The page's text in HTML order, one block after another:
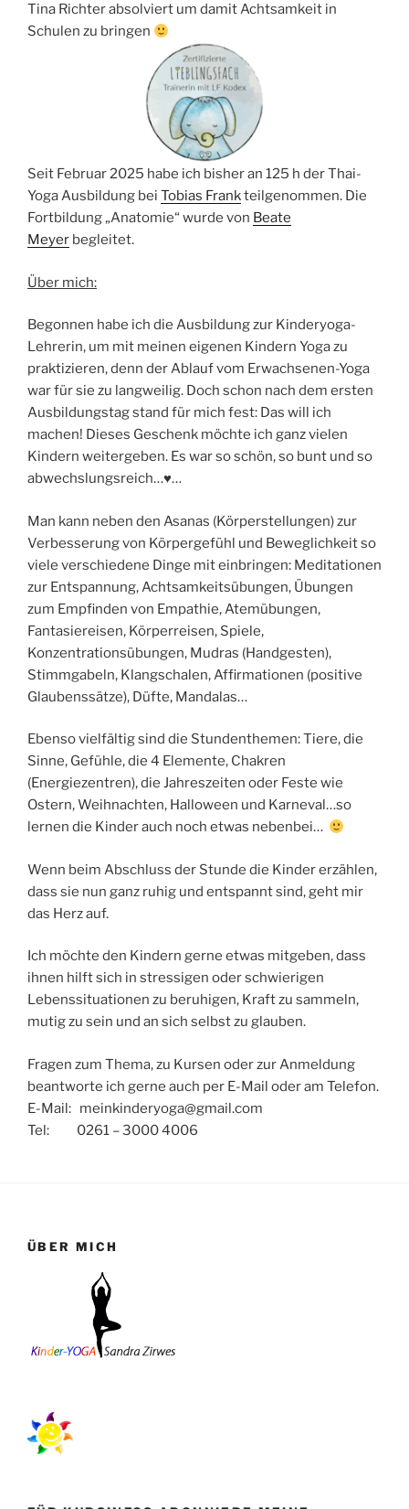
Tina Richter absolviert um damit Achtsamkeit in
Schulen zu bringen
Seit Februar 2025 habe ich bisher an 125 h der Thai-
Yoga Ausbildung bei Tobias Frankteilgenommen. Die
Fortbildung „Anatomie“ wurde von Beate
Meyer begleitet.
Über mich:
Begonnen habe ich die Ausbildung zur Kinderyoga-
Lehrerin, um mit meinen eigenen Kindern Yoga zu
praktizieren, denn der Ablauf vom Erwachsenen-Yoga
war für sie zu langweilig. Doch schon nach dem ersten
Ausbildungstag stand für mich fest: Das will ich
machen! Dieses Geschenk möchte ich ganz vielen
Kindern weitergeben. Es war so schön, so bunt und so
abwechslungsreich…♥…
Man kann neben den Asanas (Körperstellungen) zur
Verbesserung von Körpergefühl und Beweglichkeit so
viele verschiedene Dinge mit einbringen: Meditationen
zur Entspannung, Achtsamkeitsübungen, Übungen
zum Empfinden von Empathie, Atemübungen,
Fantasiereisen, Körperreisen, Spiele,
Konzentrationsübungen, Mudras (Handgesten),
Stimmgabeln, Klangschalen, Affirmationen (positive
Glaubenssätze), Düfte, Mandalas…
Ebenso vielfältig sind die Stundenthemen: Tiere, die
Sinne, Gefühle, die 4 Elemente, Chakren
(Energiezentren), die Jahreszeiten oder Feste wie
Ostern, Weihnachten, Halloween und Karneval…so
lernen die Kinder auch noch etwas nebenbei…
Wenn beim Abschluss der Stunde die Kinder erzählen,
dass sie nun ganz ruhig und entspannt sind, geht mir
das Herz auf.
Ich möchte den Kindern gerne etwas mitgeben, dass
ihnen hilft sich in stressigen oder schwierigen
Lebenssituationen zu beruhigen, Kraft zu sammeln,
mutig zu sein und an sich selbst zu glauben.
Fragen zum Thema, zu Kursen oder zur Anmeldung
beantworte ich gerne auch per E-Mail oder am Telefon.
E-Mail: meinkinderyoga@gmail.com
Tel: 0261 – 3000 4006
ÜBER MICH